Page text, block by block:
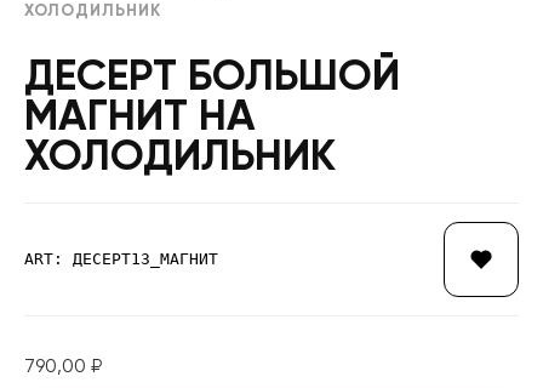
ХОЛОДИЛЬНИК
ДЕСЕРТ БОЛЬШОЙ
МАГНИТ НА
ХОЛОДИЛЬНИК
ART: ДЕСЕРТ13_МАГНИТ
790,00 ₽